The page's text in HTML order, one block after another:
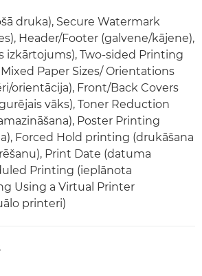
druka), Secure Watermark
Header/Footer (galvene/kājene),
izkārtojums), Two-sided Printing
Paper Sizes/ Orientations
orientācija), Front/Back Covers
vāks), Toner Reduction
Poster Printing
Forced Hold printing (drukāšana
Print Date (datuma
Printing (ieplānota
Using a Virtual Printer
printeri)